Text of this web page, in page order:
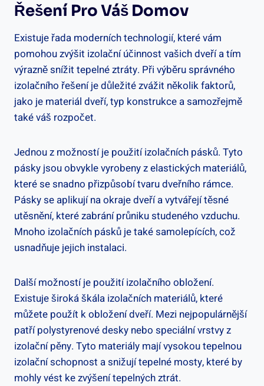
Řešení Pro Váš Domov
Existuje řada moderních technologií, které vám
pomohou zvýšit izolační účinnost vašich dveří a tím
výrazně snížit tepelné ztráty. Při výběru správného
izolačního řešení je důležité zvážit několik faktorů,
jako je materiál dveří, typ konstrukce a samozřejmě
také váš rozpočet.
Jednou z možností je použití izolačních pásků. Tyto
pásky jsou obvykle vyrobeny z elastických materiálů,
které se snadno přizpůsobí tvaru dveřního rámce.
Pásky se aplikují na okraje dveří a vytvářejí těsné
utěsnění, které zabrání průniku studeného vzduchu.
Mnoho izolačních pásků je také samolepících, což
usnadňuje jejich instalaci.
Další možností je použití izolačního obložení.
Existuje široká škála izolačních materiálů, které
můžete použít k obložení dveří. Mezi nejpopulárnější
patří polystyrenové desky nebo speciální vrstvy z
izolační pěny. Tyto materiály mají vysokou tepelnou
izolační schopnost a snižují tepelné mosty, které by
mohly vést ke zvýšení tepelných ztrát.